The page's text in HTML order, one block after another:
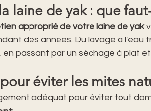
laine de yak : que
approprié de votre laine de yak
des années. Du lavage à l'eau
en passant par un séchage à plat
éviter les mites
adéquat pour éviter tout